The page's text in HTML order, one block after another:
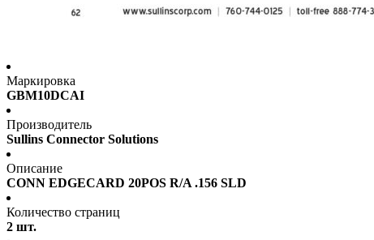
Маркировка
GBM10DCAI
Производитель
Sullins Connector Solutions
Описание
CONN EDGECARD 20POS R/A .156 SLD
Количество страниц
2 шт.